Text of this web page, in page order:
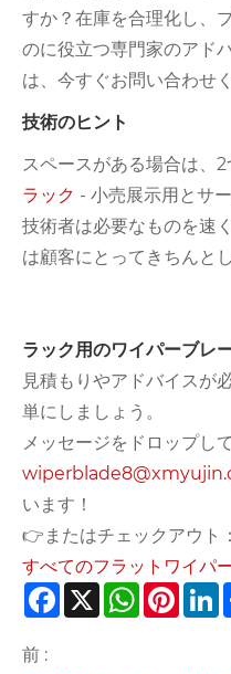
すか？在庫を合理化し、
のに役立つ専門家のアド
は、今すぐお問い合わせ
技術のヒント
スペースがある場合は、
ラック - 小売展示用とサ
技術者は必要なものを速
は顧客にとってきちんと
ラック用のワイパーブレ
見積もりやアドバイスが
単にしましょう。
メッセージをドロップし
います！
👉またはチェックアウト：
すべてのフラットワイパ
Facebook
X
前 :